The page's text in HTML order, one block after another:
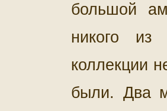
большой
никого из
коллекции
были. Два